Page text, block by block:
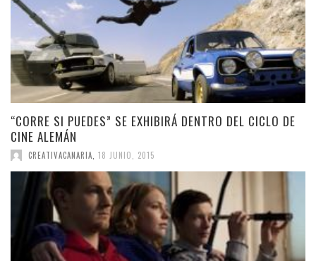
“CORRE SI PUEDES” SE EXHIBIRÁ DENTRO DEL CICLO DE
CINE ALEMÁN
CREATIVACANARIA 18 JUNIO, 2015